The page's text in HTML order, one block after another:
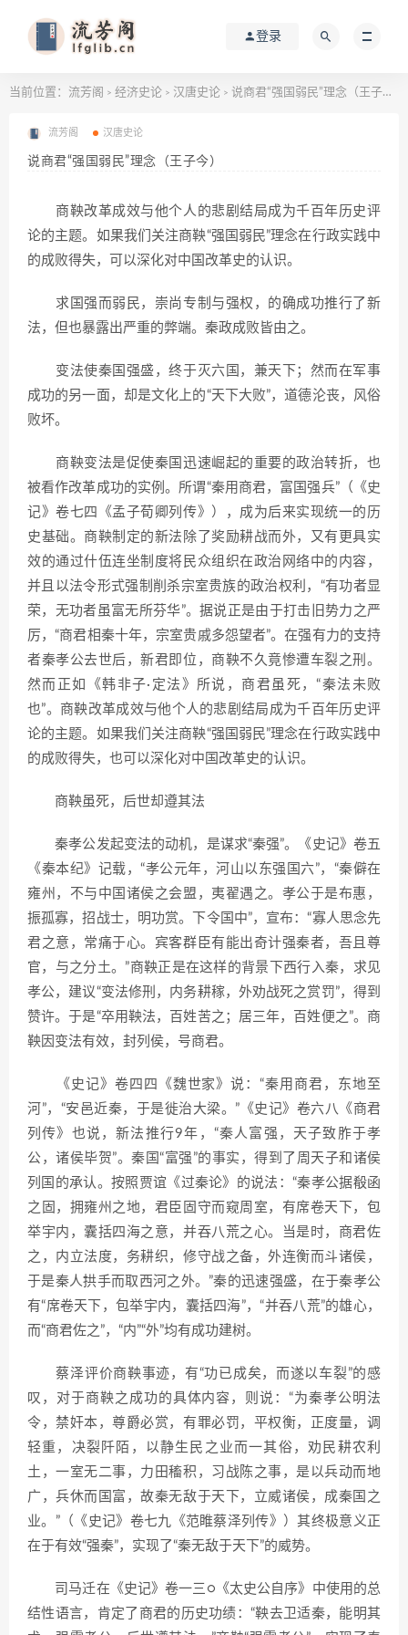
登录
当前位置： 流芳阁 > 经济史论 > 汉唐史论 > 说商君“强国弱民”理念（王子今）
流芳阁 汉唐史论
说商君“强国弱民”理念（王子今）
商鞅改革成效与他个人的悲剧结局成为千百年历史评
论的主题。如果我们关注商鞅“强国弱民”理念在行政实践中
的成败得失，可以深化对中国改革史的认识。
求国强而弱民，崇尚专制与强权，的确成功推行了新
法，但也暴露出严重的弊端。秦政成败皆由之。
变法使秦国强盛，终于灭六国，兼天下；然而在军事
成功的另一面，却是文化上的“天下大败”，道德沦丧，风俗
败坏。
商鞅变法是促使秦国迅速崛起的重要的政治转折，也
被看作改革成功的实例。所谓“秦用商君，富国强兵”（《史
记》卷七四《孟子荀卿列传》），成为后来实现统一的历
史基础。商鞅制定的新法除了奖励耕战而外，又有更具实
效的通过什伍连坐制度将民众组织在政治网络中的内容，
并且以法令形式强制削杀宗室贵族的政治权利，“有功者显
荣，无功者虽富无所芬华”。据说正是由于打击旧势力之严
厉，“商君相秦十年，宗室贵戚多怨望者”。在强有力的支持
者秦孝公去世后，新君即位，商鞅不久竟惨遭车裂之刑。
然而正如《韩非子·定法》所说，商君虽死，“秦法未败
也”。商鞅改革成效与他个人的悲剧结局成为千百年历史评
论的主题。如果我们关注商鞅“强国弱民”理念在行政实践中
的成败得失，也可以深化对中国改革史的认识。
商鞅虽死，后世却遵其法
秦孝公发起变法的动机，是谋求“秦强”。《史记》卷五
《秦本纪》记载，“孝公元年，河山以东强国六”，“秦僻在
雍州，不与中国诸侯之会盟，夷翟遇之。孝公于是布惠，
振孤寡，招战士，明功赏。下令国中”，宣布：“寡人思念先
君之意，常痛于心。宾客群臣有能出奇计强秦者，吾且尊
官，与之分土。”商鞅正是在这样的背景下西行入秦，求见
孝公，建议“变法修刑，内务耕稼，外劝战死之赏罚”，得到
赞许。于是“卒用鞅法，百姓苦之；居三年，百姓便之”。商
鞅因变法有效，封列侯，号商君。
《史记》卷四四《魏世家》说：“秦用商君，东地至
河”，“安邑近秦，于是徙治大梁。”《史记》卷六八《商君
列传》也说，新法推行9年，“秦人富强，天子致胙于孝
公，诸侯毕贺”。秦国“富强”的事实，得到了周天子和诸侯
列国的承认。按照贾谊《过秦论》的说法：“秦孝公据殽函
之固，拥雍州之地，君臣固守而窥周室，有席卷天下，包
举宇内，囊括四海之意，并吞八荒之心。当是时，商君佐
之，内立法度，务耕织，修守战之备，外连衡而斗诸侯，
于是秦人拱手而取西河之外。”秦的迅速强盛，在于秦孝公
有“席卷天下，包举宇内，囊括四海”，“并吞八荒”的雄心，
而“商君佐之”，“内”“外”均有成功建树。
蔡泽评价商鞅事迹，有“功已成矣，而遂以车裂”的感
叹，对于商鞅之成功的具体内容，则说：“为秦孝公明法
令，禁奸本，尊爵必赏，有罪必罚，平权衡，正度量，调
轻重，决裂阡陌，以静生民之业而一其俗，劝民耕农利
土，一室无二事，力田稸积，习战陈之事，是以兵动而地
广，兵休而国富，故秦无敌于天下，立威诸侯，成秦国之
业。”（《史记》卷七九《范睢蔡泽列传》）其终极意义正
在于有效“强秦”，实现了“秦无敌于天下”的威势。
司马迁在《史记》卷一三○《太史公自序》中使用的总
结性语言，肯定了商君的历史功绩：“鞅去卫适秦，能明其